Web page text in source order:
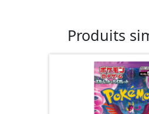
Produits